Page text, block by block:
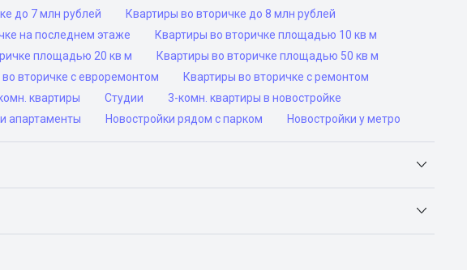
до 7 млн рублей
Квартиры во вторичке до 8 млн рублей
на последнем этаже
Квартиры во вторичке площадью 10 кв м
площадью 20 кв м
Квартиры во вторичке площадью 50 кв м
вторичке с евроремонтом
Квартиры во вторичке с ремонтом
квартиры Студии
3-комн. квартиры в новостройке
апартаменты Новостройки рядом с парком Новостройки у метро